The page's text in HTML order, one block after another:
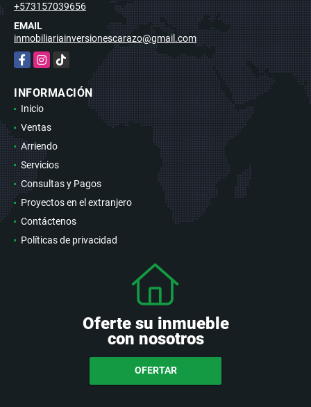
+573157039656
EMAIL
inmobiliariainversionescarazo@gmail.com
FacebookInstagram
TikTok
INFORMACIÓN
Inicio
Ventas
Arriendo
Servicios
Consultas y Pagos
Proyectos en el extranjero
Contáctenos
Políticas de privacidad
Oferte su inmueble
con nosotros
OFERTAR